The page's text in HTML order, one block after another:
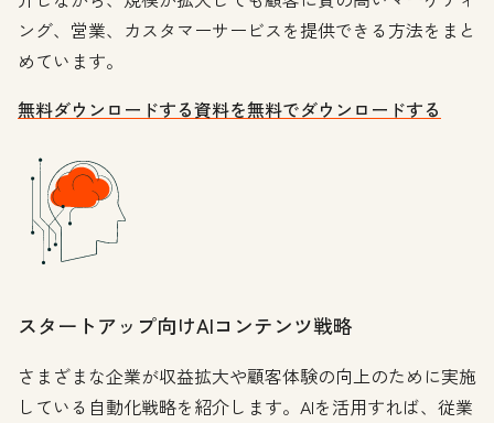
ング、営業、カスタマーサービスを提供できる方法をまと
めています。
無料ダウンロードする資料を無料でダウンロードする
スタートアップ向けAIコンテンツ戦略
さまざまな企業が収益拡大や顧客体験の向上のために実施
している自動化戦略を紹介します。AIを活用すれば、従業